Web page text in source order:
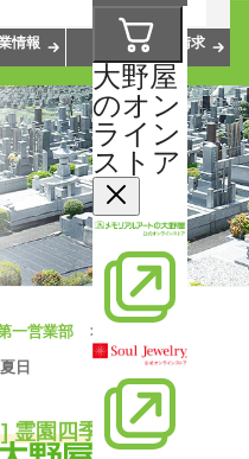
大野屋
のオン
ライン
ストア
会員サービス
情報 資料請求
一営業部
日
園四季便り詳細